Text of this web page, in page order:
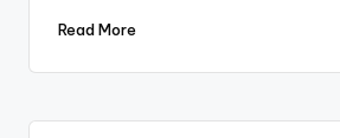
Read More